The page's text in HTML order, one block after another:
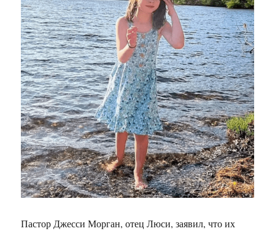
Пастор Джесси Морган, отец Люси, заявил, что их